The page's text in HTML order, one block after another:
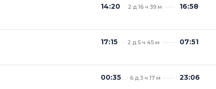
14:20 2 д 16 ч 39 м 16:58
17:15 2 д 5 ч 45 м 07:51
00:35 6 д 3 ч 17 м 23:06